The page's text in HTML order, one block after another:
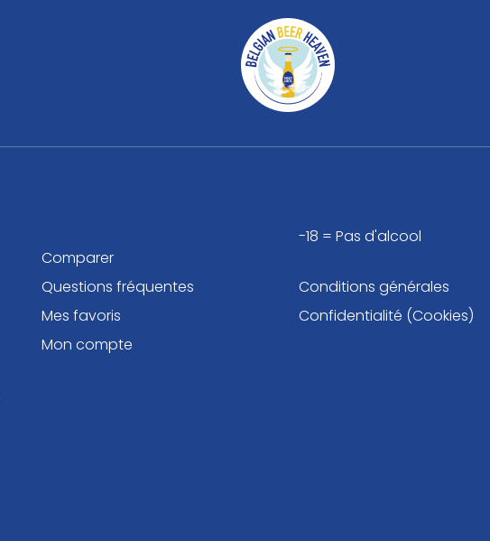
Comparer
Questions fréquentes
Mes favoris
Mon compte
-18 = Pas d'alcool
Conditions générales
Confidentialité (Cookies)